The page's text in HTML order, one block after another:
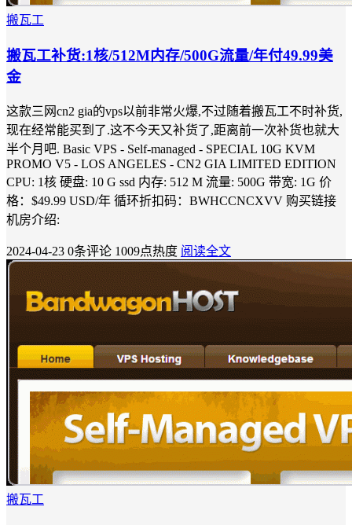
搬瓦工
搬瓦工补货:1核/512M内存/500G流量/年付49.99美
金
这款三网cn2 gia的vps以前非常火爆,不过随着搬瓦工不时补货,
现在经常能买到了.这不今天又补货了,距离前一次补货也就大
半个月吧. Basic VPS - Self-managed - SPECIAL 10G KVM
PROMO V5 - LOS ANGELES - CN2 GIA LIMITED EDITION
CPU: 1核 硬盘: 10 G ssd 内存: 512 M 流量: 500G 带宽: 1G 价
格：$49.99 USD/年 循环折扣码：BWHCCNCXVV 购买链接
机房介绍:
2024-04-23 0条评论 1009点热度 阅读全文
搬瓦工